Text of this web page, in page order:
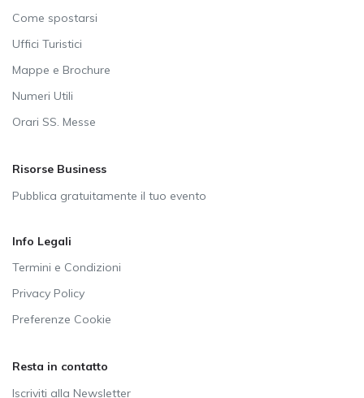
Come spostarsi
Uffici Turistici
Mappe e Brochure
Numeri Utili
Orari SS. Messe
Risorse Business
Pubblica gratuitamente il tuo evento
Info Legali
Termini e Condizioni
Privacy Policy
Preferenze Cookie
Resta in contatto
Iscriviti alla Newsletter